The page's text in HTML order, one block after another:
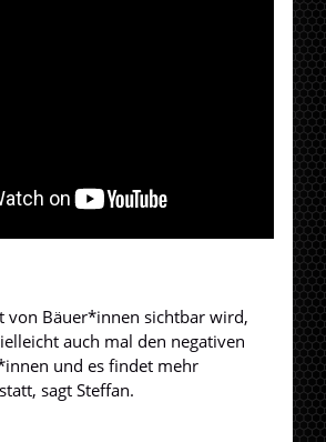
von Bäuer*innen sichtbar wird,
auch mal den negativen
und es findet mehr
sagt Steffan.